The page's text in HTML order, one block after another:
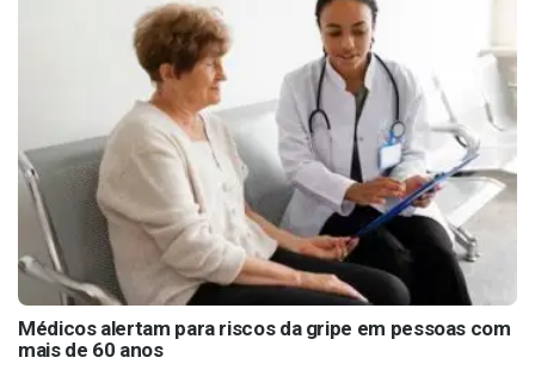
Médicos alertam para riscos da gripe em pessoas com
mais de 60 anos